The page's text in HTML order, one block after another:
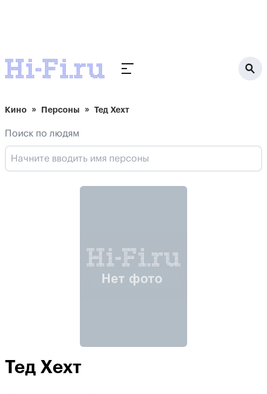
Кино Персоны Тед Хехт
Поиск по людям
Тед Хехт